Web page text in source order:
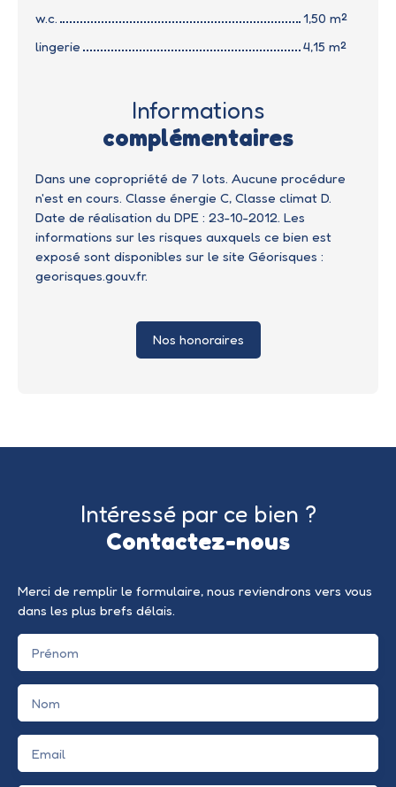
w.c.
1,50 m²
lingerie
4,15 m²
Informations
complémentaires
Dans une copropriété de 7 lots. Aucune procédure
n'est en cours. Classe énergie C, Classe climat D.
Date de réalisation du DPE : 23-10-2012. Les
informations sur les risques auxquels ce bien est
exposé sont disponibles sur le site Géorisques :
georisques.gouv.fr.
Nos honoraires
Intéressé par ce bien ?
Contactez-nous
Merci de remplir le formulaire, nous reviendrons vers vous
dans les plus brefs délais.
Prénom
Nom
Email